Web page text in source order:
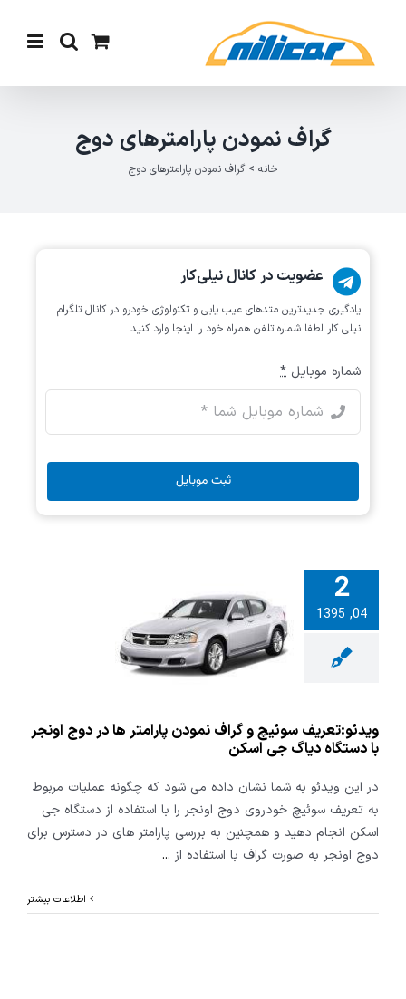
content
گراف نمودن پارامترهای دوج
خانه >گراف نمودن پارامترهای دوج
2
04, 1395سوئیچ
پارامتر
اونجر با
دیاگ جی
ویدئو:تعریف سوئیچ و گراف نمودن پارامتر ها در دوج اونجر
با دستگاه دیاگ جی اسکن
در این ویدئو به شما نشان داده می شود که چگونه عملیات مربوط
به تعریف سوئیچ خودروی دوج اونجر را با استفاده از دستگاه جی
اسکن انجام دهید و همچنین به بررسی پارامتر های در دسترس برای
دوج اونجر به صورت گراف با استفاده از ...
اطلاعات بیشتر
عضویت در کانال نیلی‌کار
یادگیری جدیدترین متد‌های عیب یابی‌ و تکنولوژی خودرو در کانال تلگرام
نیلی کار لطفا شماره تلفن همراه خود را اینجا وارد کنید
شماره موبایل *
ثبت موبایل